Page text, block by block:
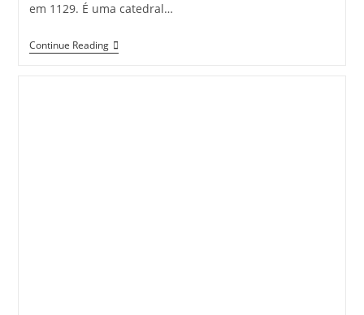
em 1129. É uma catedral…
Continue ReadingCatedral
De